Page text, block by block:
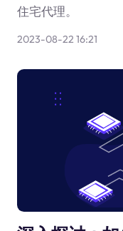
住宅代理。
2023-08-22 16:21